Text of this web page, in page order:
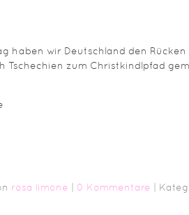
haben wir Deutschland den
Tschechien zum Christkindlpfad
rosa limone 0 Kommentare |